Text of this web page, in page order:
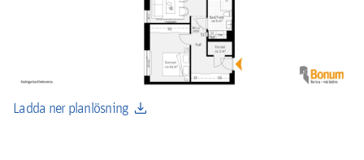
Ladda ner planlösning download